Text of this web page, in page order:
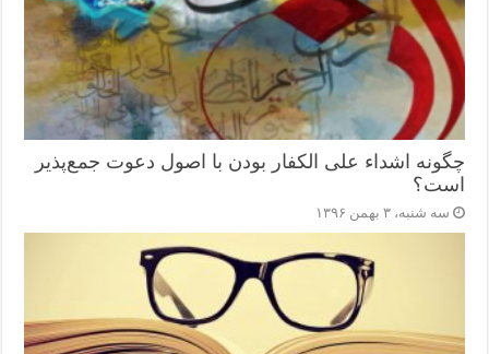
چگونه اشداء علی الکفار بودن با اصول دعوت جمع‌پذیر
است؟
سه شنبه، ۳ بهمن ۱۳۹۶